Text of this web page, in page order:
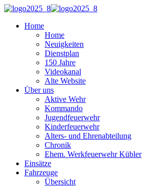
Home
Home
Neuigkeiten
Dienstplan
150 Jahre
Videokanal
Alte Website
Über uns
Aktive Wehr
Kommando
Jugendfeuerwehr
Kinderfeuerwehr
Alters- und Ehrenabteilung
Chronik
Ehem. Werkfeuerwehr Kübler
Einsätze
Fahrzeuge
Übersicht